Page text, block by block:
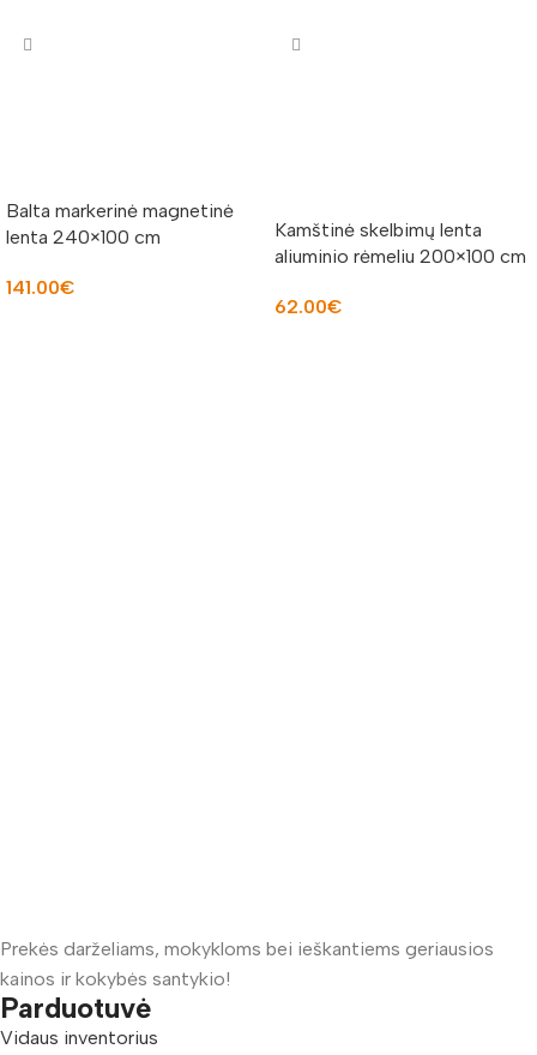
Balta markerinė magnetinė
lenta 240×100 cm
141.00€
Kamštinė skelbimų lenta
aliuminio rėmeliu 200×100 cm
62.00€
Prekės darželiams, mokykloms bei ieškantiems geriausios
kainos ir kokybės santykio!
Parduotuvė
Vidaus inventorius